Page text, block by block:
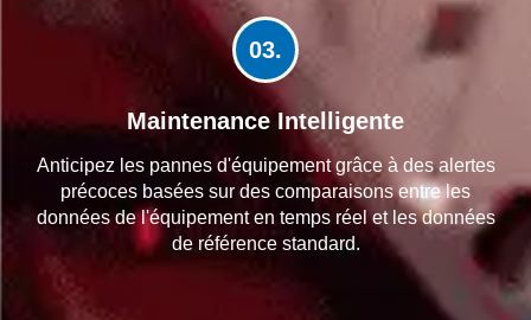
03.
Maintenance Intelligente
Anticipez les pannes d'équipement grâce à des alertes
précoces basées sur des comparaisons entre les
données de l'équipement en temps réel et les données
de référence standard.